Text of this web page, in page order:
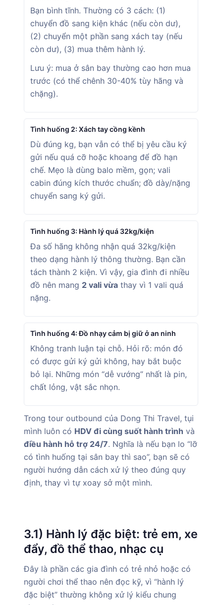
Bạn bình tĩnh. Thường có 3 cách: (1)
chuyển đồ sang kiện khác (nếu còn dư),
(2) chuyển một phần sang xách tay (nếu
còn dư), (3) mua thêm hành lý.
Lưu ý: mua ở sân bay thường cao hơn mua
trước (có thể chênh 30-40% tùy hãng và
chặng).
Tình huống 2: Xách tay cồng kềnh
Dù đúng kg, bạn vẫn có thể bị yêu cầu ký
gửi nếu quá cỡ hoặc khoang để đồ hạn
chế. Mẹo là dùng balo mềm, gọn; vali
cabin đúng kích thước chuẩn; đồ dày/nặng
chuyển sang ký gửi.
Tình huống 3: Hành lý quá 32kg/kiện
Đa số hãng không nhận quá 32kg/kiện
theo dạng hành lý thông thường. Bạn cần
tách thành 2 kiện. Vì vậy, gia đình đi nhiều
đồ nên mang 2 vali vừa thay vì 1 vali quá
nặng.
Tình huống 4: Đồ nhạy cảm bị giữ ở an ninh
Không tranh luận tại chỗ. Hỏi rõ: món đó
có được gửi ký gửi không, hay bắt buộc
bỏ lại. Những món “dễ vướng” nhất là pin,
chất lỏng, vật sắc nhọn.
Trong tour outbound của Dong Thi Travel, tụi
mình luôn có HDV đi cùng suốt hành trình và
điều hành hỗ trợ 24/7. Nghĩa là nếu bạn lo “lỡ
có tình huống tại sân bay thì sao”, bạn sẽ có
người hướng dẫn cách xử lý theo đúng quy
định, thay vì tự xoay sở một mình.
3.1) Hành lý đặc biệt: trẻ em, xe
đẩy, đồ thể thao, nhạc cụ
Đây là phần các gia đình có trẻ nhỏ hoặc có
người chơi thể thao nên đọc kỹ, vì “hành lý
đặc biệt” thường không xử lý kiểu chung